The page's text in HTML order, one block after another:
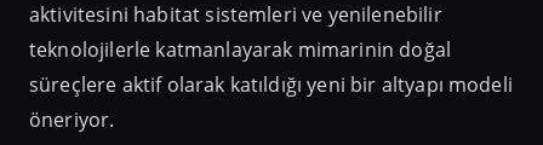
aktivitesini habitat sistemleri ve yenilenebilir
teknolojilerle katmanlayarak mimarinin doğal
süreçlere aktif olarak katıldığı yeni bir altyapı modeli
öneriyor.